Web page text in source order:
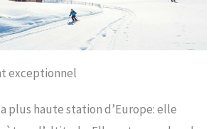
exceptionnel
plus haute station d’Europe: elle